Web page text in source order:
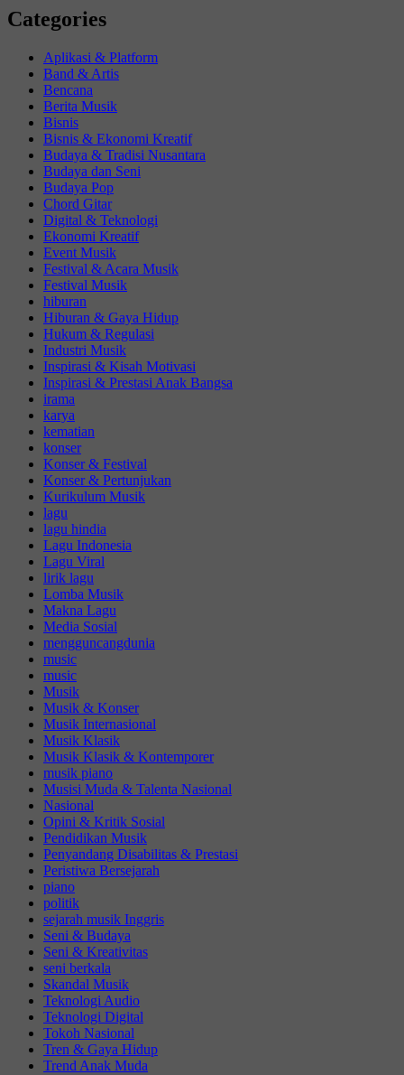
Categories
Aplikasi & Platform
Band & Artis
Bencana
Berita Musik
Bisnis
Bisnis & Ekonomi Kreatif
Budaya & Tradisi Nusantara
Budaya dan Seni
Budaya Pop
Chord Gitar
Digital & Teknologi
Ekonomi Kreatif
Event Musik
Festival & Acara Musik
Festival Musik
hiburan
Hiburan & Gaya Hidup
Hukum & Regulasi
Industri Musik
Inspirasi & Kisah Motivasi
Inspirasi & Prestasi Anak Bangsa
irama
karya
kematian
konser
Konser & Festival
Konser & Pertunjukan
Kurikulum Musik
lagu
lagu hindia
Lagu Indonesia
Lagu Viral
lirik lagu
Lomba Musik
Makna Lagu
Media Sosial
mengguncangdunia
music
music
Musik
Musik & Konser
Musik Internasional
Musik Klasik
Musik Klasik & Kontemporer
musik piano
Musisi Muda & Talenta Nasional
Nasional
Opini & Kritik Sosial
Pendidikan Musik
Penyandang Disabilitas & Prestasi
Peristiwa Bersejarah
piano
politik
sejarah musik Inggris
Seni & Budaya
Seni & Kreativitas
seni berkala
Skandal Musik
Teknologi Audio
Teknologi Digital
Tokoh Nasional
Tren & Gaya Hidup
Trend Anak Muda